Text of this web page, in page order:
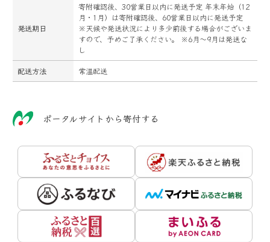
発送期日
寄附確認後、30営業日以内に発送予定 年末年始（12
月・1月）は寄附確認後、60営業日以内に発送予定
※天候や発送状況により多少前後する場合がございま
すので、予めご了承ください。 ※6月～9月は発送な
し
配送方法
常温配送
ポータルサイトから寄付する